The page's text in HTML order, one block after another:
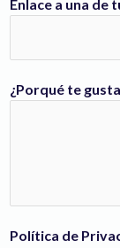
Enlace a una de
a
r
¿Porqué te
Política de